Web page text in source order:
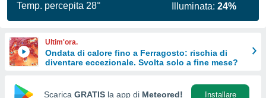
di
Web
le
Temp. percepita 28°
Illuminata:24%
Ultim'ora.
Ondata di calore fino a Ferragosto: rischia di
diventare eccezionale. Svolta solo a fine mese?
Scarica GRATIS la app di Meteored! Installare